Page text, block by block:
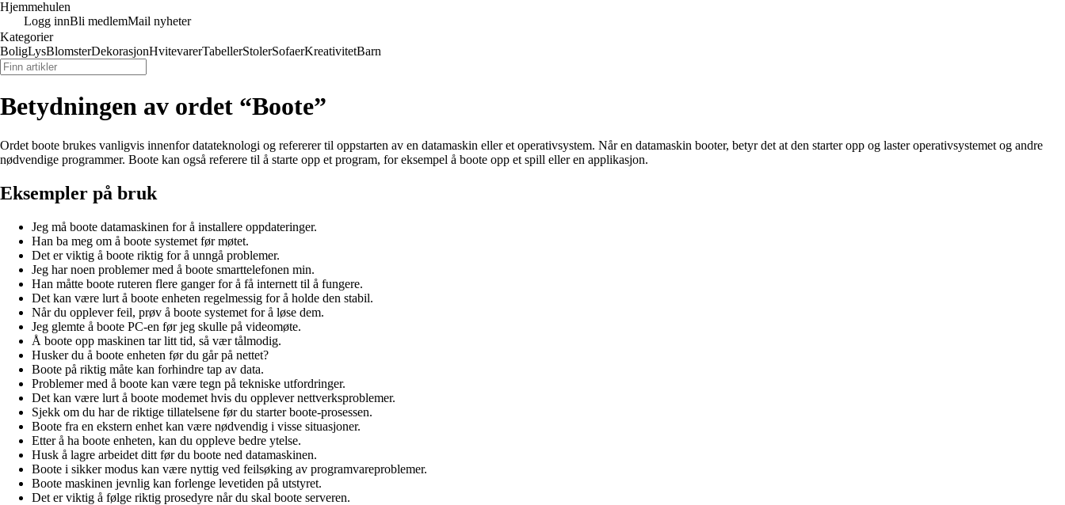
Hjemmehulen
Logg innBli medlemMail nyheter
Kategorier
BoligLysBlomsterDekorasjonHvitevarerTabellerStolerSofaerKreativitetBarn
Betydningen av ordet “Boote”
Ordet boote brukes vanligvis innenfor datateknologi og refererer til oppstarten av en datamaskin eller et operativsystem. Når en datamaskin booter, betyr det at den starter opp og laster operativsystemet og andre
nødvendige programmer. Boote kan også referere til å starte opp et program, for eksempel å boote opp et spill eller en applikasjon.
Eksempler på bruk
Jeg må boote datamaskinen for å installere oppdateringer.
Han ba meg om å boote systemet før møtet.
Det er viktig å boote riktig for å unngå problemer.
Jeg har noen problemer med å boote smarttelefonen min.
Han måtte boote ruteren flere ganger for å få internett til å fungere.
Det kan være lurt å boote enheten regelmessig for å holde den stabil.
Når du opplever feil, prøv å boote systemet for å løse dem.
Jeg glemte å boote PC-en før jeg skulle på videomøte.
Å boote opp maskinen tar litt tid, så vær tålmodig.
Husker du å boote enheten før du går på nettet?
Boote på riktig måte kan forhindre tap av data.
Problemer med å boote kan være tegn på tekniske utfordringer.
Det kan være lurt å boote modemet hvis du opplever nettverksproblemer.
Sjekk om du har de riktige tillatelsene før du starter boote-prosessen.
Boote fra en ekstern enhet kan være nødvendig i visse situasjoner.
Etter å ha boote enheten, kan du oppleve bedre ytelse.
Husk å lagre arbeidet ditt før du boote ned datamaskinen.
Boote i sikker modus kan være nyttig ved feilsøking av programvareproblemer.
Boote maskinen jevnlig kan forlenge levetiden på utstyret.
Det er viktig å følge riktig prosedyre når du skal boote serveren.